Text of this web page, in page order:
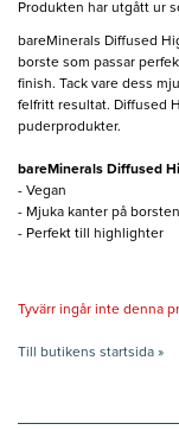
Produkten har utgått ur
bareMinerals Diffused
borste som passar
finish. Tack vare dess
felfritt resultat. Diffused
puderprodukter.
bareMinerals Diffused
- Vegan
- Mjuka kanter på
- Perfekt till highlighter
Tyvärr ingår inte denna
Till butikens startsida »